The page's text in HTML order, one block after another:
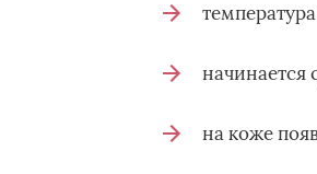
начинается
на коже